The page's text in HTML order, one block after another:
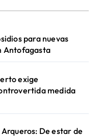
para nuevas
Antofagasta
exige
medida
De estar de